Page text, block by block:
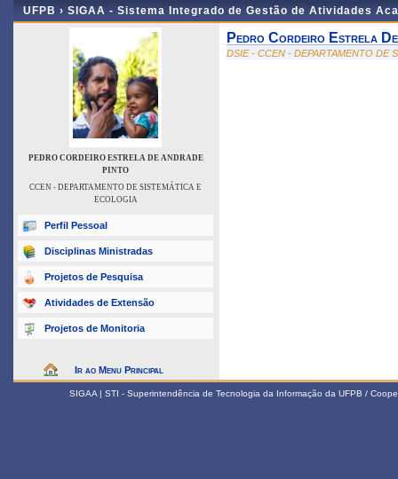
UFPB › SIGAA - Sistema Integrado de Gestão de Atividades
PEDRO CORDEIRO ESTRELA DE ANDRADE
PINTO
CCEN - DEPARTAMENTO DE SISTEMÁTICA E
ECOLOGIA
Perfil Pessoal
Disciplinas Ministradas
Projetos de Pesquisa
Atividades de Extensão
Projetos de Monitoria
Ir ao Menu Principal
Pedro Cordeiro Estrela
DSIE - CCEN - DEPARTAMENTO DE
SIGAA | STI - Superintendência de Tecnologia da Informação da UFPB /